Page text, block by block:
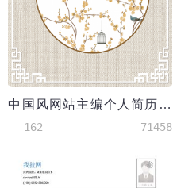
中国风网站主编个人简历套装
162 71458